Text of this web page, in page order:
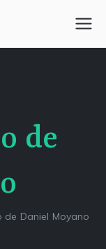
de
de Daniel Moyano